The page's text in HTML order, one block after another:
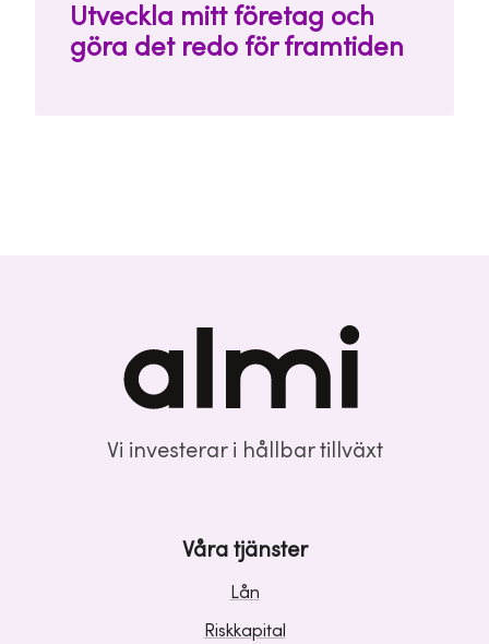
Utveckla mitt företag och
göra det redo för framtiden
Vi investerar i hållbar tillväxt
Våra tjänster
Lån
Riskkapital